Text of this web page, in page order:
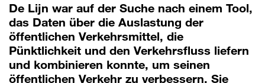
De Lijn war auf der Suche nach einem Tool,
das Daten über die Auslastung der
öffentlichen Verkehrsmittel, die
Pünktlichkeit und den Verkehrsfluss liefern
und kombinieren konnte, um seinen
öffentlichen Verkehr zu verbessern. Sie